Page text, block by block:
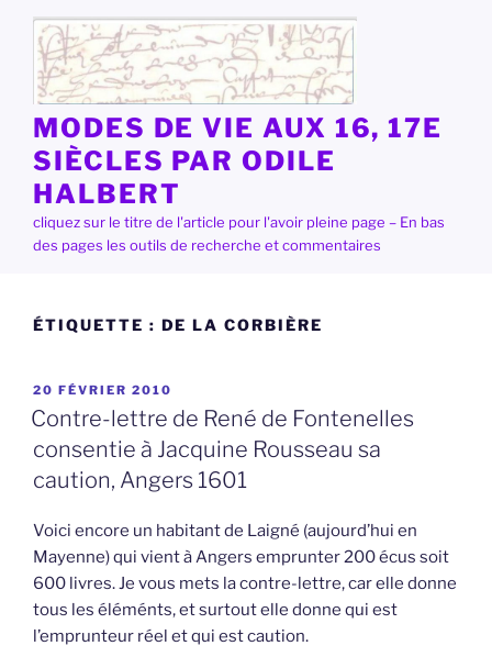
contenu
principal
MODES DE VIE AUX 16, 17E
SIÈCLES PAR ODILE
HALBERT
cliquez sur le titre de l'article pour l'avoir pleine page – En bas
des pages les outils de recherche et commentaires
ÉTIQUETTE : DE LA CORBIÈRE
PUBLIÉ
LE
20 FÉVRIER 2010
Contre-lettre de René de Fontenelles
consentie à Jacquine Rousseau sa
caution, Angers 1601
Voici encore un habitant de Laigné (aujourd’hui en
Mayenne) qui vient à Angers emprunter 200 écus soit
600 livres. Je vous mets la contre-lettre, car elle donne
tous les éléménts, et surtout elle donne qui est
l’emprunteur réel et qui est caution.